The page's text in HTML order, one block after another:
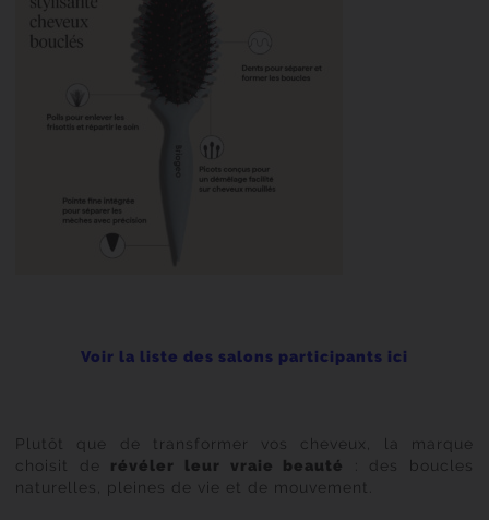
Voir la liste des salons participants ici
Plutôt que de transformer vos cheveux, la marque
choisit de révéler leur vraie beauté
: des boucles
naturelles, pleines de vie et de mouvement.